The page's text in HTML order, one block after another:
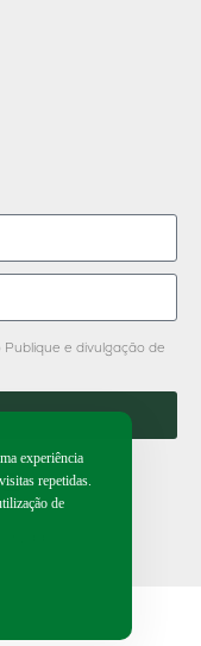
e divulgação de
experiência
repetidas.
de